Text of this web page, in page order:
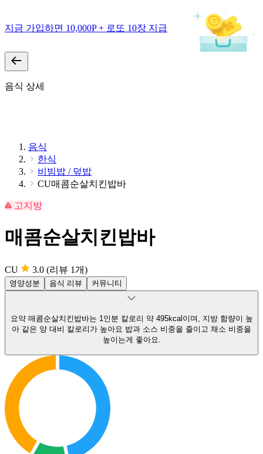
지금 가입하면 10,000P + 로또 10장 지급
음식 상세
음식
한식
비빔밥 / 덮밥
CU매콤순살치킨밥바
고지방
매콤순살치킨밥바
CU 3.0 (리뷰 1개)
영양성분 음식 리뷰 커뮤니티
요약 매콤순살치킨밥바는 1인분 칼로리 약 495kcal이며, 지방 함량이 높
아 같은 양 대비 칼로리가 높아요 밥과 소스 비중을 줄이고 채소 비중을
높이는게 좋아요.